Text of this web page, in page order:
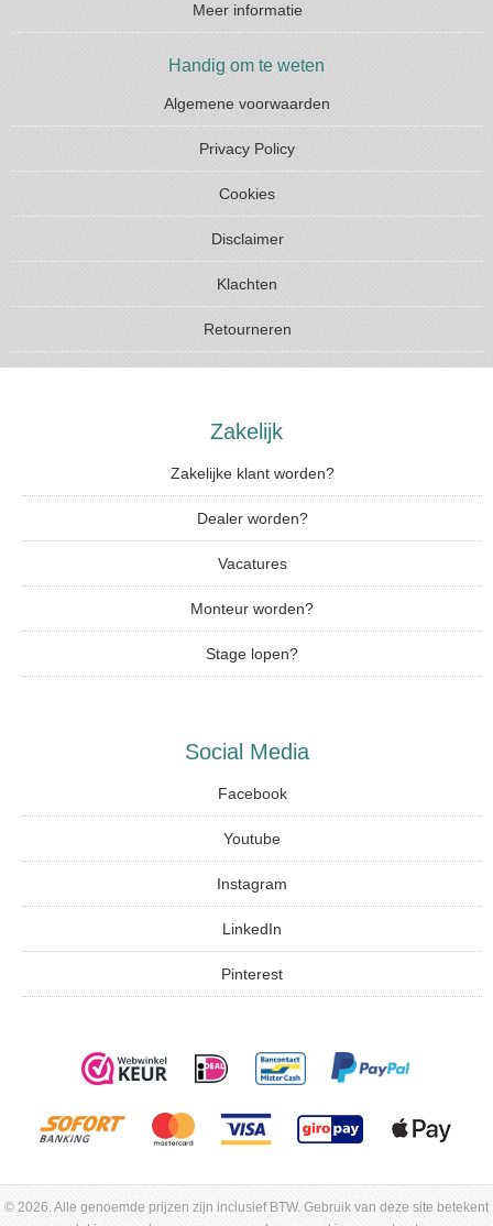
Meer informatie
Handig om te weten
Algemene voorwaarden
Privacy Policy
Cookies
Disclaimer
Klachten
Retourneren
Zakelijk
Zakelijke klant worden?
Dealer worden?
Vacatures
Monteur worden?
Stage lopen?
Social Media
Facebook
Youtube
Instagram
LinkedIn
Pinterest
© 2026. Alle genoemde prijzen zijn inclusief BTW. Gebruik van deze site betekent